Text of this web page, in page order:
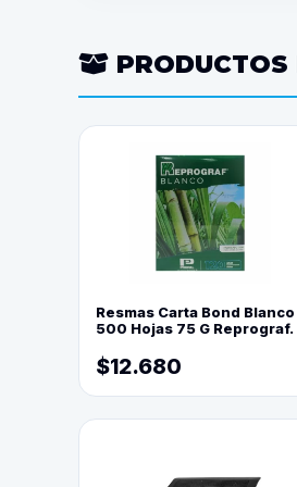
PRODUCTOS
Resmas Carta Bond Blanco
500 Hojas 75 G Reprograf.
$12.680